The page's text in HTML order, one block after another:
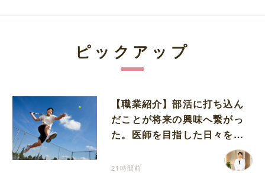
ピックアップ
【職業紹介】部活に打ち込ん
だことが将来の興味へ繋がっ
た。医師を目指した日々を振
21時間前